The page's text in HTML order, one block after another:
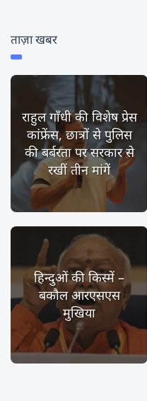
ताज़ा खबर
राहुल गाँधी की विशेष प्रेस
कांफ्रेंस, छात्रों से पुलिस
की बर्बरता पर सरकार से
रखीं तीन मांगें
हिन्दुओं की किस्में –
बकौल आरएसएस
मुखिया